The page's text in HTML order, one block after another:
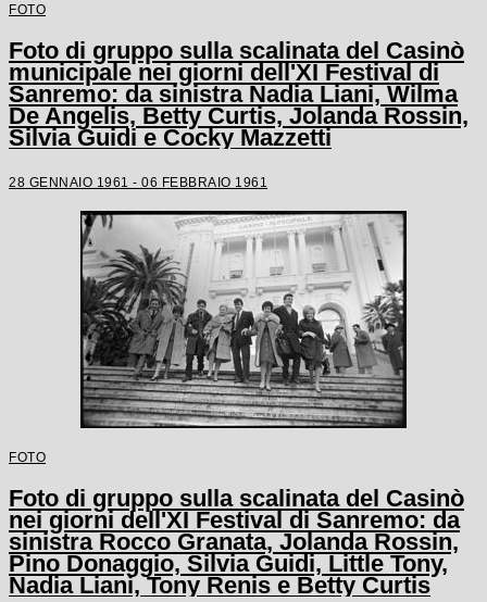
FOTO
Foto di gruppo sulla scalinata del Casinò
municipale nei giorni dell'XI Festival di
Sanremo: da sinistra Nadia Liani, Wilma
De Angelis, Betty Curtis, Jolanda Rossin,
Silvia Guidi e Cocky Mazzetti
28 GENNAIO 1961 - 06 FEBBRAIO 1961
FOTO
Foto di gruppo sulla scalinata del Casinò
nei giorni dell'XI Festival di Sanremo: da
sinistra Rocco Granata, Jolanda Rossin,
Pino Donaggio, Silvia Guidi, Little Tony,
Nadia Liani, Tony Renis e Betty Curtis